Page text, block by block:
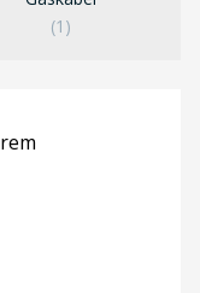
(1)